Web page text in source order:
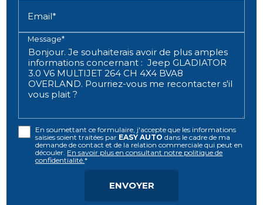
Email*
Message*
En soumettant ce formulaire, j'accepte que les informations
saisies soient traitées par EASY AUTO dans le cadre de ma
demande de contact et de la relation commerciale qui peut en
découler. En savoir plus en consultant notre politique de
confidentialité.*